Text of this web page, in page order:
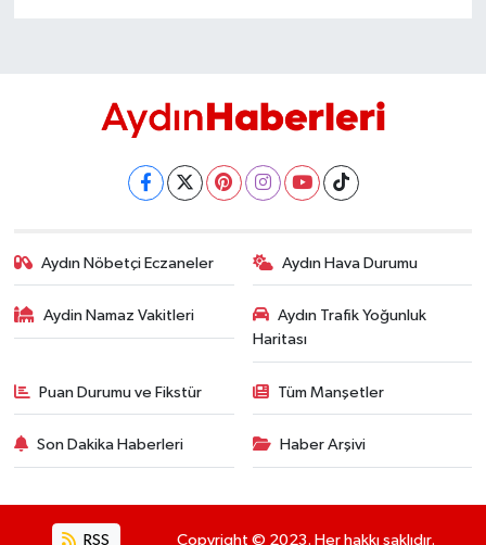
Aydın Nöbetçi Eczaneler Aydın Hava Durumu
Aydin Namaz Vakitleri
Aydın Trafik Yoğunluk
Haritası
Puan Durumu ve Fikstür Tüm Manşetler
Son Dakika Haberleri Haber Arşivi
RSS Copyright © 2023. Her hakkı saklıdır.